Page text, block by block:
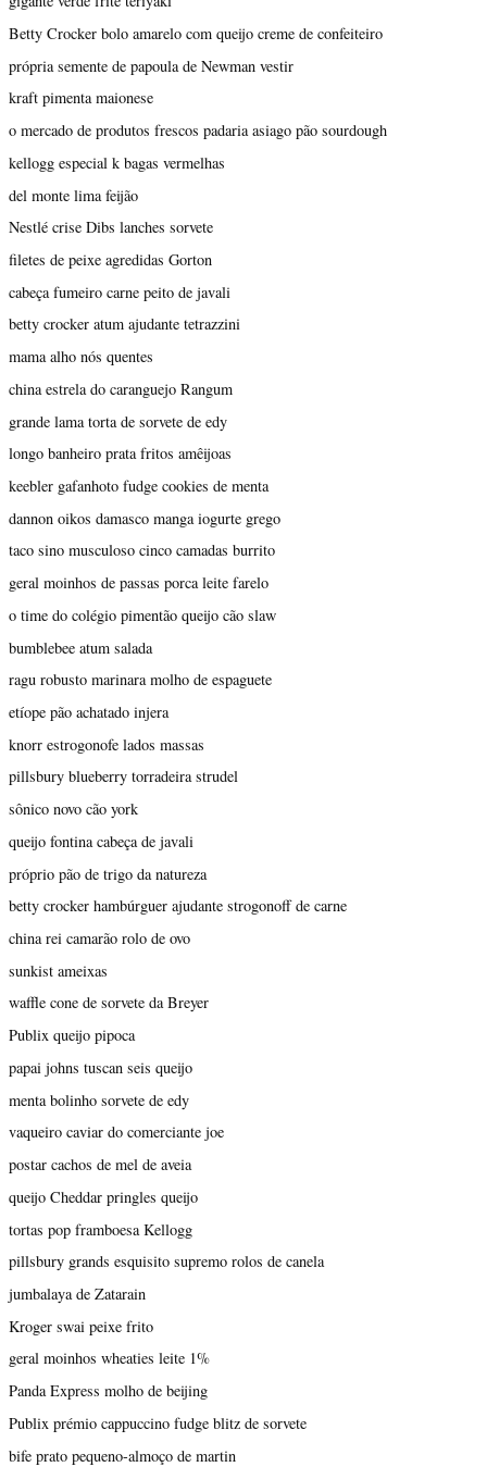
Betty Crocker bolo amarelo com queijo creme de confeiteiro
própria semente de papoula de Newman vestir
kraft pimenta maionese
o mercado de produtos frescos padaria asiago pão sourdough
kellogg especial k bagas vermelhas
del monte lima feijão
Nestlé crise Dibs lanches sorvete
filetes de peixe agredidas Gorton
cabeça fumeiro carne peito de javali
betty crocker atum ajudante tetrazzini
mama alho nós quentes
china estrela do caranguejo Rangum
grande lama torta de sorvete de edy
longo banheiro prata fritos amêijoas
keebler gafanhoto fudge cookies de menta
dannon oikos damasco manga iogurte grego
taco sino musculoso cinco camadas burrito
geral moinhos de passas porca leite farelo
o time do colégio pimentão queijo cão slaw
bumblebee atum salada
ragu robusto marinara molho de espaguete
etíope pão achatado injera
knorr estrogonofe lados massas
pillsbury blueberry torradeira strudel
sônico novo cão york
queijo fontina cabeça de javali
próprio pão de trigo da natureza
betty crocker hambúrguer ajudante strogonoff de carne
china rei camarão rolo de ovo
sunkist ameixas
waffle cone de sorvete da Breyer
Publix queijo pipoca
papai johns tuscan seis queijo
menta bolinho sorvete de edy
vaqueiro caviar do comerciante joe
postar cachos de mel de aveia
queijo Cheddar pringles queijo
tortas pop framboesa Kellogg
pillsbury grands esquisito supremo rolos de canela
jumbalaya de Zatarain
Kroger swai peixe frito
geral moinhos wheaties leite 1%
Panda Express molho de beijing
Publix prémio cappuccino fudge blitz de sorvete
bife prato pequeno-almoço de martin